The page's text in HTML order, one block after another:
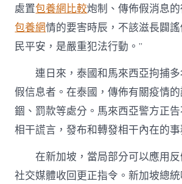
處置包養網比較炮制、傳佈假消息
包養網情的要害時辰，不該滋長闢
民平安，是嚴重犯法行動。”
連日來，泰國和馬來西亞拘捕多
假信息者。在泰國，傳佈有關疫情
錮、罰款等處分。馬來西亞警方正
相干謊言，發布和轉發相干內在的事
在新加坡，當局部分可以應用反
社交媒體收回更正指令。新加坡總